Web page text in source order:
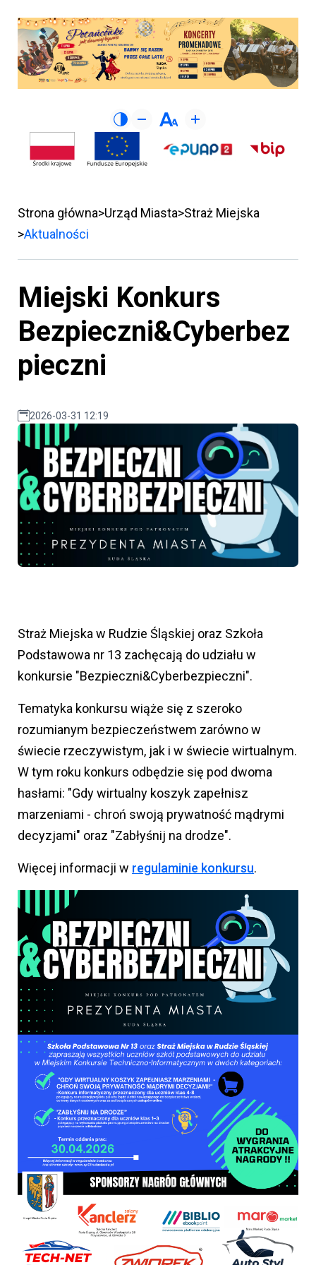
Strona główna Urząd Miasta Straż Miejska
Aktualności
Miejski Konkurs
Bezpieczni&Cyberbez
pieczni
2026-03-31 12:19
Straż Miejska w Rudzie Śląskiej oraz Szkoła
Podstawowa nr 13 zachęcają do udziału w
konkursie "Bezpieczni&Cyberbezpieczni".
Tematyka konkursu wiąże się z szeroko
rozumianym bezpieczeństwem zarówno w
świecie rzeczywistym, jak i w świecie wirtualnym.
W tym roku konkurs odbędzie się pod dwoma
hasłami: "Gdy wirtualny koszyk zapełnisz
marzeniami - chroń swoją prywatność mądrymi
decyzjami" oraz "Zabłyśnij na drodze".
Więcej informacji w regulaminie konkursu.